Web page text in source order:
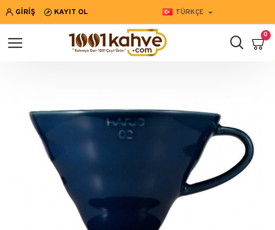
GIRIŞ KAYIT OL TÜRKÇE
0